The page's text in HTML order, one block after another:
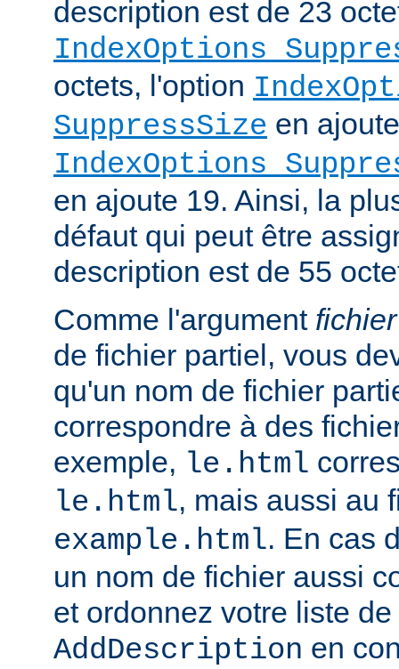
description est de 23
IndexOptions
octets, l'option
SuppressSize en
IndexOptions
en ajoute 19. Ainsi, la
défaut qui peut être
description est de 55
Comme l'argument fichier
de fichier partiel, vous
qu'un nom de fichier
correspondre à des
exemple, le.html
le.html, mais aussi au
example.html. En cas
un nom de fichier aussi
et ordonnez votre liste
AddDescription en